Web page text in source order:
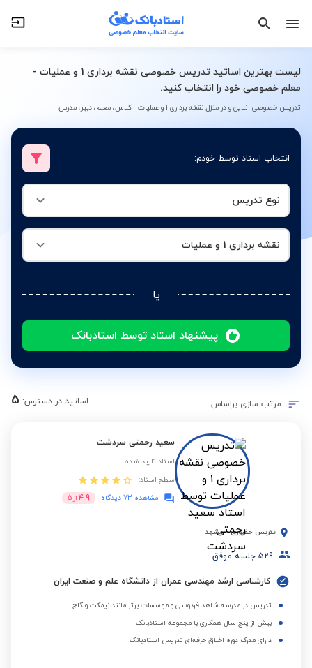
لیست بهترین اساتید تدریس خصوصی نقشه برداری 1 و عملیات -
معلم خصوصی خود را انتخاب کنید.
تدریس خصوصی آنلاین و در منزل نقشه برداری 1 و عملیات - کلاس، معلم، دبیر، مدرس
انتخاب استاد توسط خودم:
نوع تدریس
نقشه برداری 1 و عملیات
یا
پیشنهاد استاد توسط استادبانک
نقشه برداری 1 و عملیات
مرتب سازی براساس اساتید در دسترس: 5
سعید رحمتی سردشت
استاد تایید شده
سطح استاد:
مشاهده 73 دیدگاه
4.9 از 5
تدریس حضوری - مشهد
529 جلسه موفق
کارشناسی ارشد مهندسی عمران از دانشگاه علم و صنعت ایران
تدریس در مدرسه شاهد فردوسی و موسسات برتر مانند نیمکت و گاج
بیش از پنج سال همکاری با مجموعه استادبانک
دارای مدرک دوره اخلاق حرفه‌ای تدریس استادبانک